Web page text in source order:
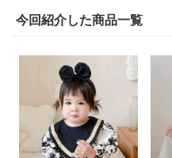
今回紹介した商品一覧